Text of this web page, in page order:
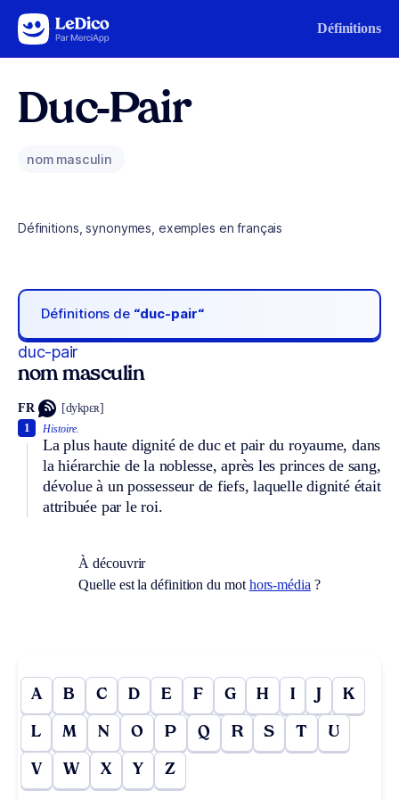
Aller au contenu Définitions
Duc-Pair
nom masculin
Définitions, synonymes, exemples en français
Définitions de “duc-pair“
duc-pair
nom masculin
FR [dykpɛʀ]
Histoire.
La plus haute dignité de duc et pair du royaume, dans
la hiérarchie de la noblesse, après les princes de sang,
dévolue à un possesseur de fiefs, laquelle dignité était
attribuée par le roi.
1
À découvrir
Quelle est la définition du mot hors-média ?
A B C D E F G H I J K
L M N O P Q R S T U
V W X Y Z